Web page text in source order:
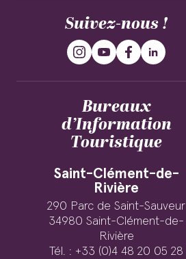
Suivez-nous !
Bureaux
d’Information
Touristique
Saint-Clément-de-
Rivière
290 Parc de Saint-Sauveur
34980 Saint-Clément-de-
Rivière
Tél. : +33 (0)4 48 20 05 28